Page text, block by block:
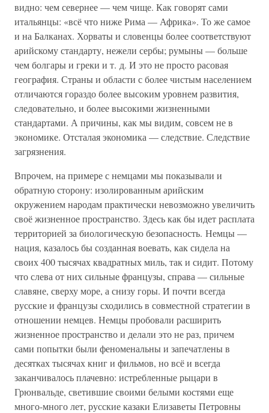
видно: чем севернее — чем чище. Как говорят сами
итальянцы: «всё что ниже Рима — Африка». То же самое
и на Балканах. Хорваты и словенцы более соответствуют
арийскому стандарту, нежели сербы; румыны — больше
чем болгары и греки и т. д. И это не просто расовая
география. Страны и области с более чистым населением
отличаются гораздо более высоким уровнем развития,
следовательно, и более высокими жизненными
стандартами. А причины, как мы видим, совсем не в
экономике. Отсталая экономика — следствие. Следствие
загрязнения.
Впрочем, на примере с немцами мы показывали и
обратную сторону: изолированным арийским
окружением народам практически невозможно увеличить
своё жизненное пространство. Здесь как бы идет расплата
территорией за биологическую безопасность. Немцы —
нация, казалось бы созданная воевать, как сидела на
своих 400 тысячах квадратных миль, так и сидит. Потому
что слева от них сильные французы, справа — сильные
славяне, сверху море, а снизу горы. И почти всегда
русские и французы сходились в совместной стратегии в
отношении немцев. Немцы пробовали расширить
жизненное пространство и делали это не раз, причем
сами попытки были феноменальны и запечатлены в
десятках тысячах книг и фильмов, но всё и всегда
заканчивалось плачевно: истребленные рыцари в
Грюнвальде, светившие своими белыми костями еще
много-много лет, русские казаки Елизаветы Петровны